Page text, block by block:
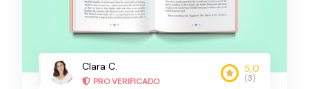
Clara C.
PRO VERIFICADO
5,0
(3)